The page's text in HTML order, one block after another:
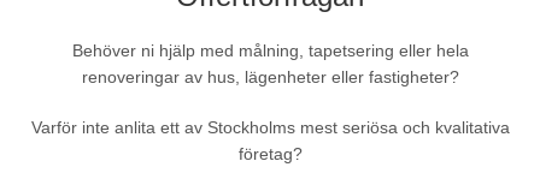
Behöver ni hjälp med målning, tapetsering eller hela
renoveringar av hus, lägenheter eller fastigheter?
Varför inte anlita ett av Stockholms mest seriösa och kvalitativa
företag?